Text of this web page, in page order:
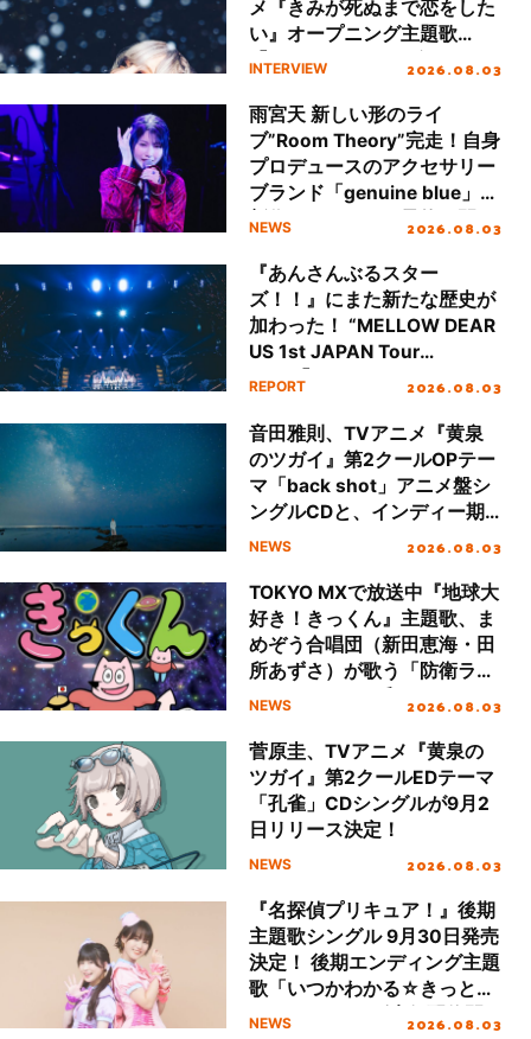
メ『きみが死ぬまで恋をした
い』オープニング主題歌
「Amore」インタビュー
INTERVIEW 2026.08.03
雨宮天 新しい形のライ
ブ”Room Theory”完走！自身
プロデュースのアクセサリー
ブランド「genuine blue」の
新作アクセサリー予約も開
NEWS 2026.08.03
『あんさんぶるスター
ズ！！』にまた新たな歴史が
加わった！ “MELLOW DEAR
US 1st JAPAN Tour
Final「NICE to meet YOU
ート!!
REPORT 2026.08.03
音田雅則、TVアニメ『黄泉
のツガイ』第2クールOPテー
マ「back shot」アニメ盤シ
ングルCDと、インディー期
の代表曲含む8曲入り入門編
NEWS 2026.08.03
TOKYO MXで放送中『地球大
好き！きっくん』主題歌、ま
めぞう合唱団（新田恵海・田
所あずさ）が歌う「防衛ライ
ン（だいたい平和です）」が
NEWS 2026.08.03
菅原圭、TVアニメ『黄泉の
ツガイ』第2クールEDテーマ
「孔雀」CDシングルが9月2
日リリース決定！
NEWS 2026.08.03
『名探偵プリキュア！』後期
主題歌シングル 9月30日発売
決定！ 後期エンディング主題
歌「いつかわかる☆きっとあ
える」TVサイズ先行配信開
NEWS 2026.08.03